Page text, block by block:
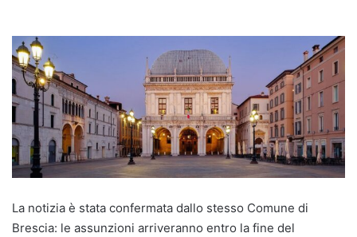
La notizia è stata confermata dallo stesso Comune di
Brescia: le assunzioni arriveranno entro la fine del